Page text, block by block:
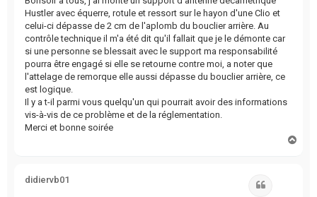
Hustler avec équerre, rotule et ressort sur le hayon d'une Clio et
celui-ci dépasse de 2 cm de l'aplomb du bouclier arrière. Au
contrôle technique il m'a été dit qu'il fallait que je le démonte car
si une personne se blessait avec le support ma responsabilité
pourra être engagé si elle se retourne contre moi, a noter que
l'attelage de remorque elle aussi dépasse du bouclier arrière, ce
est logique.
Il y a t-il parmi vous quelqu'un qui pourrait avoir des informations
vis-à-vis de ce problème et de la réglementation.
Merci et bonne soirée
didiervb01